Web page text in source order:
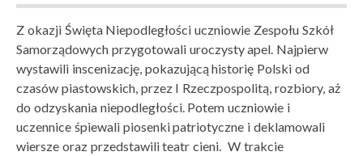
Z okazji Święta Niepodległości uczniowie Zespołu Szkół
Samorządowych przygotowali uroczysty apel. Najpierw
wystawili inscenizację, pokazującą historię Polski od
czasów piastowskich, przez I Rzeczpospolitą, rozbiory, aż
do odzyskania niepodległości. Potem uczniowie i
uczennice śpiewali piosenki patriotyczne i deklamowali
wiersze oraz przedstawili teatr cieni. W trakcie